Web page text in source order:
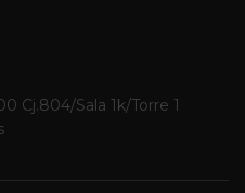
Cj.804/Sala 1k/Torre 1